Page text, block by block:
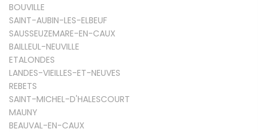
BOUVILLE
SAINT-AUBIN-LES-ELBEUF
SAUSSEUZEMARE-EN-CAUX
BAILLEUL-NEUVILLE
ETALONDES
LANDES-VIEILLES-ET-NEUVES
REBETS
SAINT-MICHEL-D'HALESCOURT
MAUNY
BEAUVAL-EN-CAUX